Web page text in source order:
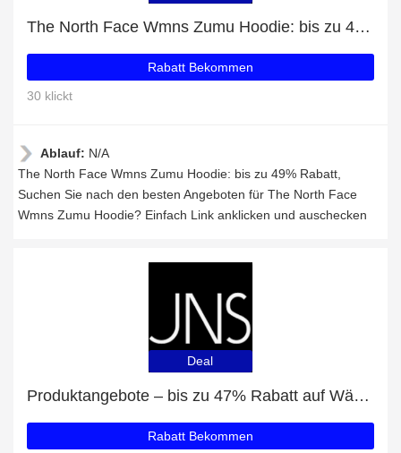
The North Face Wmns Zumu Hoodie: bis zu 49% Rabatt
Rabatt Bekommen
30 klickt
Ablauf: N/A
The North Face Wmns Zumu Hoodie: bis zu 49% Rabatt,
Suchen Sie nach den besten Angeboten für The North Face
Wmns Zumu Hoodie? Einfach Link anklicken und auschecken
Deal
Produktangebote – bis zu 47% Rabatt auf Wäsche
Rabatt Bekommen